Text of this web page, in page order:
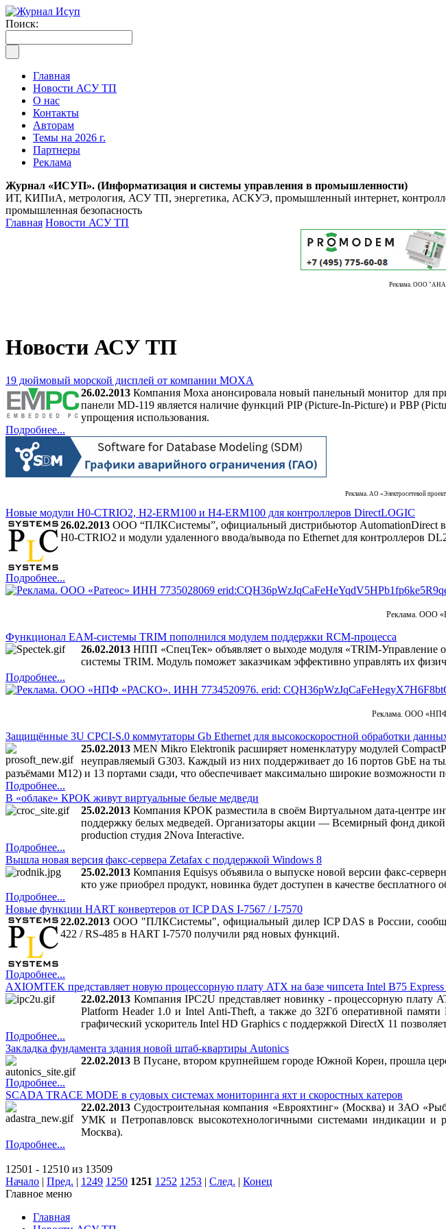
Поиск:
Главная
Новости АСУ ТП
О нас
Контакты
Авторам
Темы на 2026 г.
Партнеры
Реклама
Журнал «ИСУП». (Информатизация и системы управления в промышленности)
ИТ, КИПиА, метрология, АСУ ТП, энергетика, АСКУЭ, промышленный интернет,
промышленная безопасность
Главная Новости АСУ ТП
Реклама. ООО
Новости АСУ ТП
19 дюймовый морской дисплей от компании MOXA
26.02.2013 Компания Moxa анонсировала новый панельный монитор для
панели MD-119 является наличие функций PIP (Picture-In-Picture) и PBP
упрощения использования.
Подробнее...
Реклама. АО «Электросетевой
Новые модули H0-CTRIO2, H2-ERM100 и H4-ERM100 для контроллеров DirectLOGIC
26.02.2013 ООО “ПЛКСистемы”, официальный дистрибьютор AutomationDirect в
H0-CTRIO2 и модули удаленного ввода/вывода по Ethernet для контроллеров
Подробнее...
Реклама. ООО
Функционал EAM-системы TRIM пополнился модулем поддержки RCM-процесса
26.02.2013 НПП «СпецТек» объявляет о выходе модуля «TRIM-Управление
системы TRIM. Модуль поможет заказчикам эффективно управлять их
Подробнее...
Реклама. ООО
Защищённые 3U CPCI-S.0 коммутаторы Gb Ethernet для высокоскоростной обработки
25.02.2013 MEN Mikro Elektronik расширяет номенклатуру модулей
неуправляемый G303. Каждый из них поддерживает до 16 портов GbE на
разъёмами M12) и 13 портами сзади, что обеспечивает максимально широкие возможности
Подробнее...
В «облаке» КРОК живут виртуальные белые медведи
25.02.2013 Компания КРОК разместила в своём Виртуальном дата-центре
поддержку белых медведей. Организаторы акции — Всемирный фонд дикой
production студия 2Nova Interactive.
Подробнее...
Вышла новая версия факс-сервера Zetafax с поддержкой Windows 8
25.02.2013 Компания Equisys объявила о выпуске новой версии факс-
кто уже приобрел продукт, новинка будет доступен в качестве бесплатного
Подробнее...
Новые функции HART конвертеров от ICP DAS I-7567 / I-7570
22.02.2013 ООО "ПЛКСистемы", официальный дилер ICP DAS в России,
422 / RS-485 в HART I-7570 получили ряд новых функций.
Подробнее...
AXIOMTEK представляет новую процессорную плату ATX на базе чипсета Intel B75
22.02.2013 Компания IPC2U представляет новинку - процессорную плату
Platform Header 1.0 и Intel Anti-Theft, а также до 32Гб оперативной
графический ускоритель Intel HD Graphics с поддержкой DirectX 11
Подробнее...
Закладка фундамента здания новой штаб-квартиры Autonics
22.02.2013 В Пусане, втором крупнейшем городе Южной Кореи, прошла
Подробнее...
SCADA TRACE MODE в судовых системах мониторинга яхт и скоростных катеров
22.02.2013 Судостроительная компания «Еврояхтинг» (Москва) и ЗАО
УМК и Петропавловск высокотехнологичными системами индикации и
Москва).
Подробнее...
12501 - 12510 из 13509
Начало | Пред. | 1249 1250 1251 1252 1253 | След. | Конец
Главное меню
Главная